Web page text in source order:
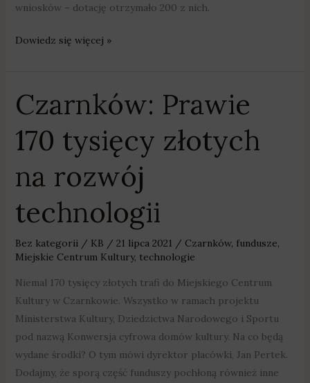
wniosków – dotację otrzymało 200 z nich.
Dowiedz się więcej »
Czarnków: Prawie
170 tysięcy złotych
na rozwój
technologii
Bez kategorii/ KB / 21 lipca 2021 / Czarnków, fundusze,
Miejskie Centrum Kultury, technologie
Niemal 170 tysięcy złotych trafi do Miejskiego Centrum
Kultury w Czarnkowie. Wszystko w ramach projektu
Ministerstwa Kultury, Dziedzictwa Narodowego i Sportu
pod nazwą Konwersja cyfrowa domów kultury. Na co będą
wydane środki? O tym mówi dyrektor placówki, Jan Pertek.
Dodajmy, że sporą część funduszy pochłoną również inne
Czarnków:
Prawie
170
tysięcy
na
rozwój
technologii